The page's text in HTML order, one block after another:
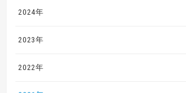
2024年
2023年
2022年